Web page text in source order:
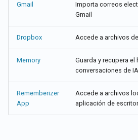
Gmail
Importa correos
Gmail
Dropbox Accede a archivos
Memory
Guarda y recupera el
conversaciones de IA
Rememberizer
App
Accede a archivos
aplicación de